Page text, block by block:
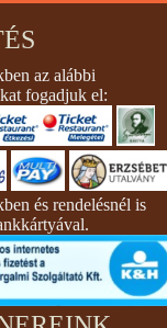
az alábbi
fogadjuk el:
és rendelésnél is